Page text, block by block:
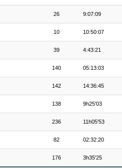
26 9:07:09
10 10:50:07
39 4:43:21
140 05:13:03
142 14:36:45
138 9h25'03
236 11h05'53
82 02:32:20
176 3h35'25